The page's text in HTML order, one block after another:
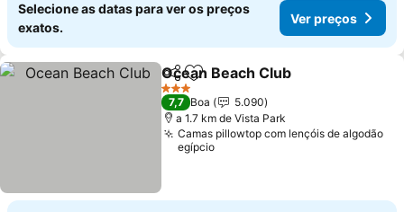
Selecione as datas para ver os preços
exatos.
Ver preços
PartilharAdicionar aos favoritos
Ocean Beach Club
3 Estrelas
7,7 Boa
5.090
a 1.7 km de Vista Park
Camas pillowtop com lençóis de algodão
egípcio